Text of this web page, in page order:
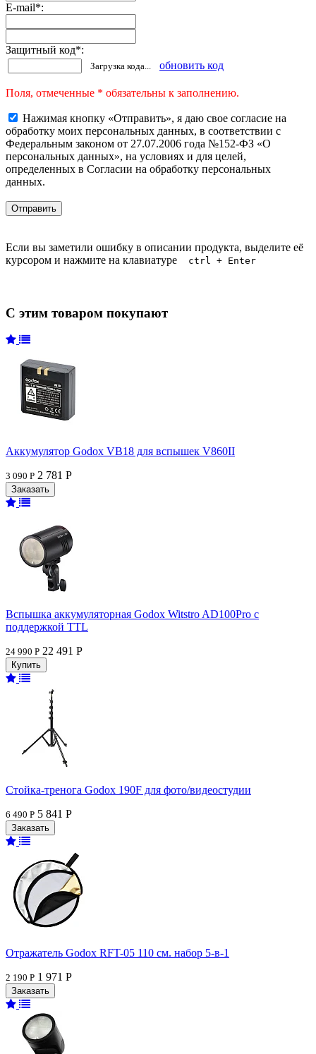
E-mail*:
Защитный код*:
Загрузка кода... обновить код
Поля, отмеченные * обязательны к заполнению.
Нажимая кнопку «Отправить», я даю свое согласие на
обработку моих персональных данных, в соответствии с
Федеральным законом от 27.07.2006 года №152-ФЗ «О
персональных данных», на условиях и для целей,
определенных в Согласии на обработку персональных
данных.
Если вы заметили ошибку в описании продукта, выделите её
курсором и нажмите на клавиатуре
ctrl + Enter
С этим товаром покупают
Аккумулятор Godox VB18 для вспышек V860II
3 090 Р 2 781 Р
Вспышка аккумуляторная Godox Witstro AD100Pro с
поддержкой TTL
24 990 Р 22 491 Р
Стойка-тренога Godox 190F для фото/видеостудии
6 490 Р 5 841 Р
Отражатель Godox RFT-05 110 см. набор 5-в-1
2 190 Р 1 971 Р